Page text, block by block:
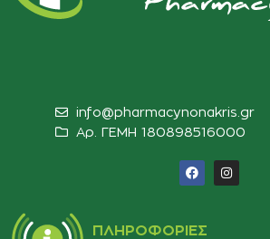
info@pharmacynonakris.gr
Αρ. ΓΕΜΗ 180898516000‬
ΠΛΗΡΟΦΟΡΊΕΣ